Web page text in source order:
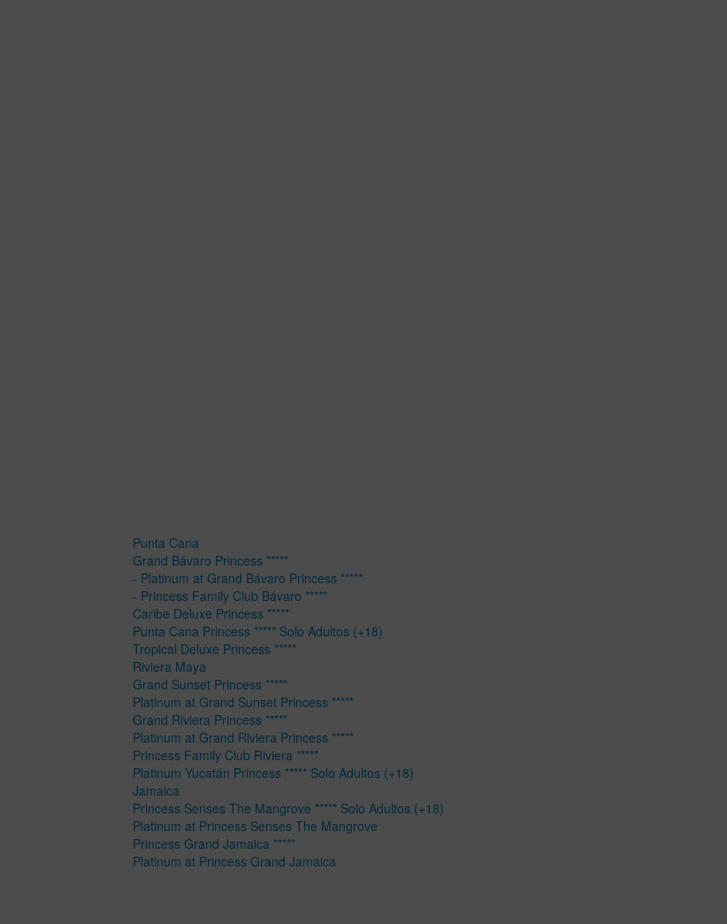
Punta Cana
Grand Bávaro Princess *****
- Platinum at Grand Bávaro Princess *****
- Princess Family Club Bávaro *****
Caribe Deluxe Princess *****
Punta Cana Princess ***** Solo Adultos (+18)
Tropical Deluxe Princess *****
Riviera Maya
Grand Sunset Princess *****
Platinum at Grand Sunset Princess *****
Grand Riviera Princess *****
Platinum at Grand Riviera Princess *****
Princess Family Club Riviera *****
Platinum Yucatán Princess ***** Solo Adultos (+18)
Jamaica
Princess Senses The Mangrove ***** Solo Adultos (+18)
Platinum at Princess Senses The Mangrove
Princess Grand Jamaica *****
Platinum at Princess Grand Jamaica